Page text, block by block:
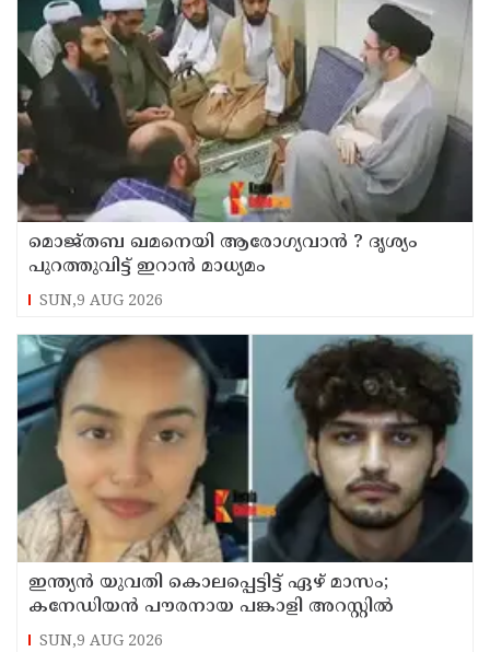
മൊജ്തബ ഖമനെയി ആരോഗ്യവാന്‍ ? ദൃശ്യം
പുറത്തുവിട്ട് ഇറാന്‍ മാധ്യമം
SUN,9 AUG 2026
ഇന്ത്യന്‍ യുവതി കൊലപ്പെട്ടിട്ട് ഏഴ് മാസം;
കനേഡിയന്‍ പൗരനായ പങ്കാളി അറസ്റ്റില്‍
SUN,9 AUG 2026